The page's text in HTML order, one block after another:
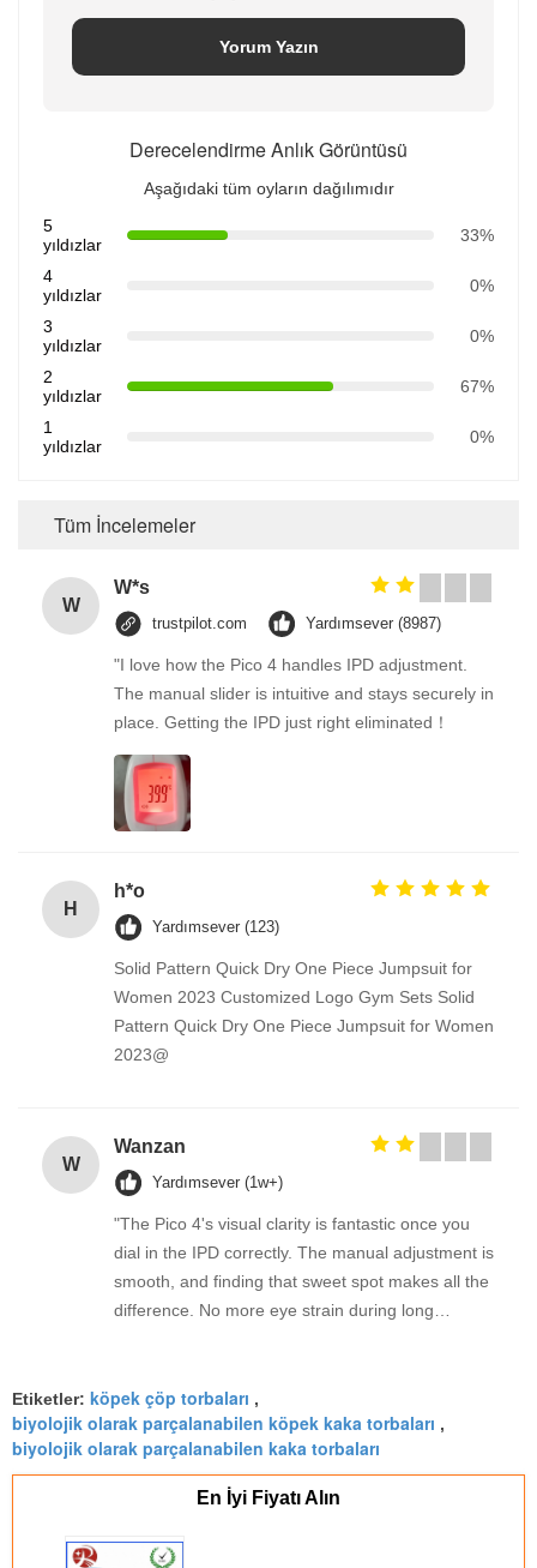
Yorum Yazın
Derecelendirme Anlık Görüntüsü
Aşağıdaki tüm oyların dağılımıdır
5
yıldızlar
33%
4
yıldızlar
0%
3
yıldızlar
0%
2
yıldızlar
67%
1
yıldızlar
0%
Tüm İncelemeler
W
W*s
trustpilot.com Yardımsever (8987)
"I love how the Pico 4 handles IPD adjustment.
The manual slider is intuitive and stays securely in
place. Getting the IPD just right eliminated！
H
h*o
Yardımsever (123)
Solid Pattern Quick Dry One Piece Jumpsuit for
Women 2023 Customized Logo Gym Sets Solid
Pattern Quick Dry One Piece Jumpsuit for Women
2023@
W
Wanzan
Yardımsever (1w+)
"The Pico 4's visual clarity is fantastic once you
dial in the IPD correctly. The manual adjustment is
smooth, and finding that sweet spot makes all the
difference. No more eye strain during long
fantastic once you dial in the IPD correctly. The
manual adjustment is smooth, and finding that
sweet spot makes all the difference. No more eye
strain during long sessions. Highly recommend
taking the time to set it up properly!""The Pico 4's
visual clarity is fantastic once you dial in the IPD
Etiketler: köpek çöp torbaları ,
biyolojik olarak parçalanabilen köpek kaka torbaları ,
biyolojik olarak parçalanabilen kaka torbaları
En İyi Fiyatı Alın